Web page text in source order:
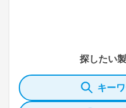
探したい
キー